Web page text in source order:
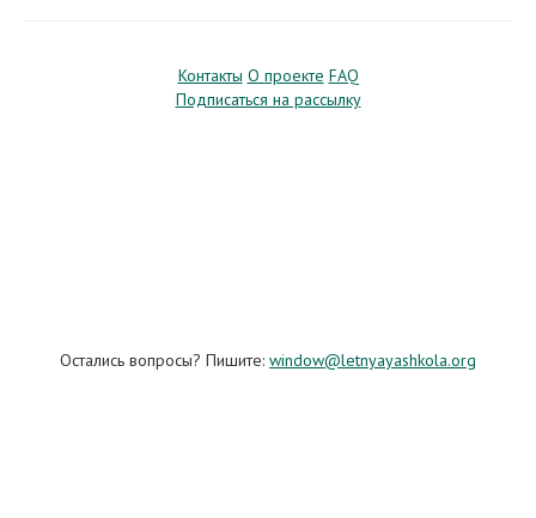
Контакты О проекте FAQ
Подписаться на рассылку
Остались вопросы? Пишите: window@letnyayashkola.org